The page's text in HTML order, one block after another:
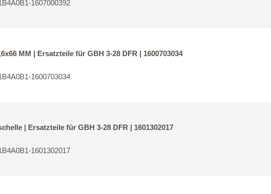
1607000392
MM | Ersatzteile für GBH 3-28 DFR | 1600703034
1600703034
| Ersatzteile für GBH 3-28 DFR | 1601302017
1601302017